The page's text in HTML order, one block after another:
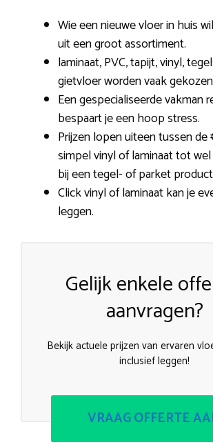
Wie een nieuwe vloer in huis
uit een groot assortiment.
laminaat, PVC, tapijt, vinyl,
gietvloer worden vaak
Een gespecialiseerde vakman
bespaart je een hoop stress.
Prijzen lopen uiteen tussen
simpel vinyl of laminaat tot
bij een tegel- of parket
Click vinyl of laminaat kan je
leggen.
Gelijk enkele
aanvragen?
Bekijk actuele prijzen van ervaren
inclusief leggen!
VRAAG OFFERTE